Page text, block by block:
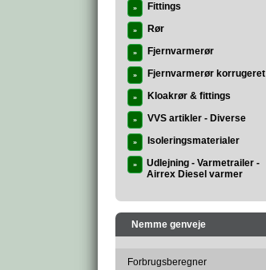
» Fittings
» Rør
» Fjernvarmerør
» Fjernvarmerør korrugeret
» Kloakrør & fittings
» VVS artikler - Diverse
» Isoleringsmaterialer
»
Udlejning - Varmetrailer -
Airrex Diesel varmer
Nemme genveje
Forbrugsberegner